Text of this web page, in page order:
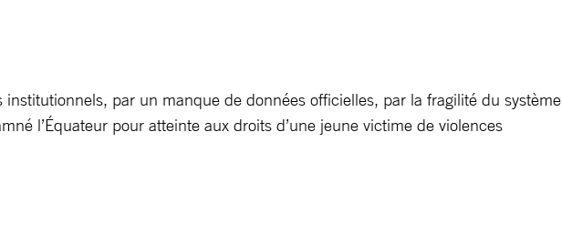
institutionnels, par un manque de données officielles, par la fragilité du système
l’Équateur pour atteinte aux droits d’une jeune victime de violences